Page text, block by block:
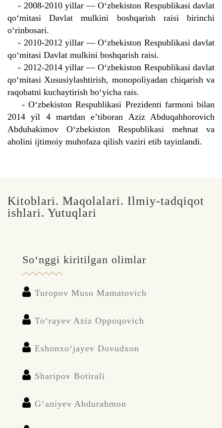
- 2008-2010 yillar — O‘zbekiston Respublikasi davlat
qo‘mitasi Davlat mulkini boshqarish raisi birinchi
o‘rinbosari.
- 2010-2012 yillar — O‘zbekiston Respublikasi davlat
qo‘mitasi Davlat mulkini boshqarish raisi.
- 2012-2014 yillar — O‘zbekiston Respublikasi davlat
qo‘mitasi Xususiylashtirish, monopoliyadan chiqarish va
raqobatni kuchaytirish bo‘yicha rais.
- O‘zbekiston Respublikasi Prezidenti farmoni bilan
2014 yil 4 martdan e’tiboran Aziz Abduqahhorovich
Abduhakimov O‘zbekiston Respublikasi mehnat va
aholini ijtimoiy muhofaza qilish vaziri etib tayinlandi.
Kitoblari. Maqolalari. Ilmiy-tadqiqot
ishlari. Yutuqlari
So‘nggi kiritilgan olimlar
Turopov Muso Mamatovich
To‘rayev Aziz Oppoqovich
Eshonxo‘jayev Dovudxon
Sharipov Botirali
G‘aniyev Abdurahmon